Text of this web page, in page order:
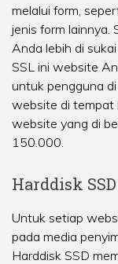
melalui form,
jenis form lainnya.
Anda lebih di
SSL ini website
untuk pengguna
website di tempat
website yang di
150.000.
Harddisk SSD
Untuk setiap
pada media
Harddisk SSD